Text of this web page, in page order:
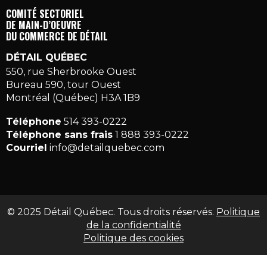
COMITÉ SECTORIEL
DE MAIN-D’OEUVRE
DU COMMERCE DE DÉTAIL
DÉTAIL QUÉBEC
550, rue Sherbrooke Ouest
Bureau 590, tour Ouest
Montréal (Québec) H3A 1B9
Téléphone 514 393-0222
Téléphone sans frais 1 888 393-0222
Courriel info@detailquebec.com
© 2025 Détail Québec. Tous droits réservés. Politique
de la confidentialité
Politique des cookies